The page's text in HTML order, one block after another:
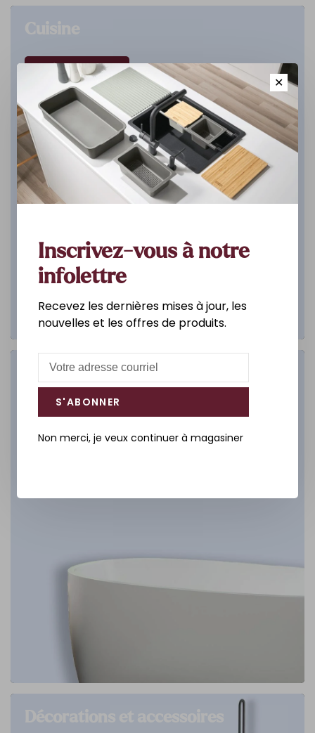
DÉCOUVREZ
Salle de bain
✕
Inscrivez-vous à notre
infolettre
Recevez les dernières mises à jour, les
nouvelles et les offres de produits.
S'ABONNER
Non merci, je veux continuer à magasiner